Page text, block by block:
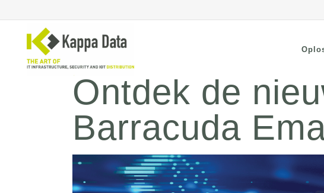
WiFi
Switching
Routing
Backup
Secure
Endpoint
Cloud Security
Netwerk
Ontdek de
Barracuda